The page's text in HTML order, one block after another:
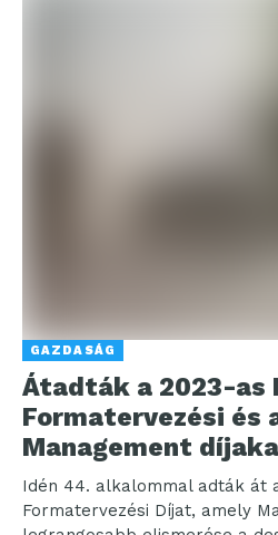
GAZDASÁG
Átadták a 2023-as
Formatervezési és
Management
Idén 44. alkalommal adták át
Formatervezési Díjat, amely